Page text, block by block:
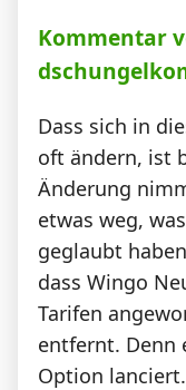
Kommentar
Dass sich in
oft ändern, ist
Änderung
etwas weg,
geglaubt
dass Wingo
Tarifen
entfernt. Denn
Option